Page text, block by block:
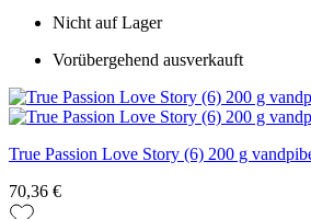
Nicht auf Lager
Vorübergehend ausverkauft
True Passion Love Story (6) 200 g
70,36 €